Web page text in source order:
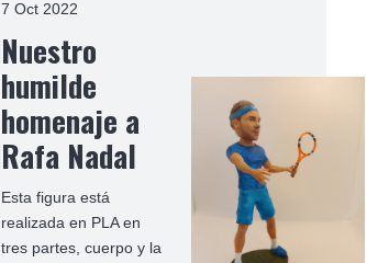
7 Oct 2022
Nuestro
humilde
homenaje a
Rafa Nadal
Esta figura está
realizada en PLA en
tres partes, cuerpo y la